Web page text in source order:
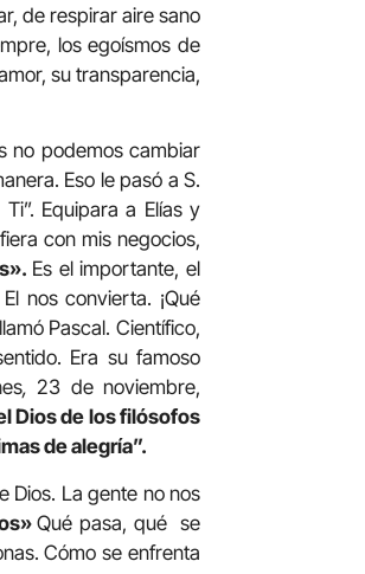
de respirar aire sano
los egoísmos de
su transparencia,
no podemos cambiar
Eso le pasó a S.
Equipara a Elías y
con mis negocios,
Es el importante, el
nos convierta. ¡Qué
Pascal. Científico,
Era su famoso
,23 de noviembre,
Dios de los filósofos
de alegría”.
Dios. La gente no nos
Qué pasa, qué se
Cómo se enfrenta